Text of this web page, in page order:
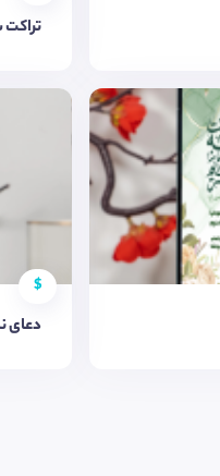
$
دعای